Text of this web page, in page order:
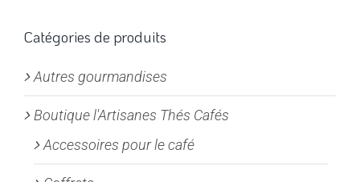
options
être
choisies
sur
la
page
Catégories de produits
Autres gourmandises
Boutique l'Artisanes Thés Cafés
Accessoires pour le café